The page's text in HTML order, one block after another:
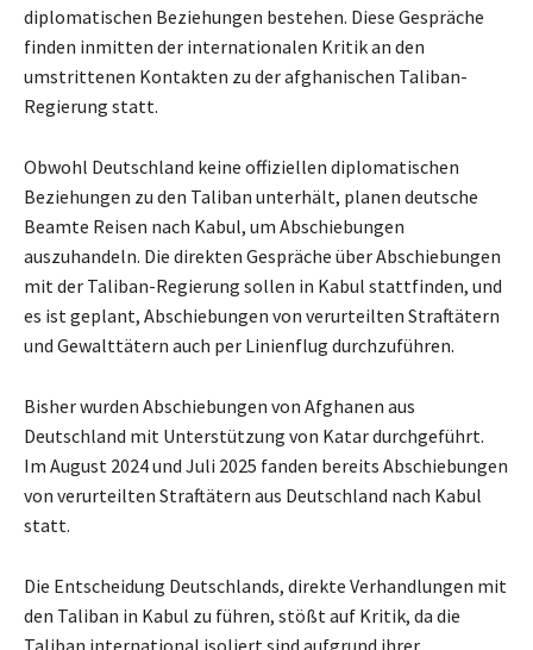
diplomatischen Beziehungen bestehen. Diese Gespräche
finden inmitten der internationalen Kritik an den
umstrittenen Kontakten zu der afghanischen Taliban-
Regierung statt.
Obwohl Deutschland keine offiziellen diplomatischen
Beziehungen zu den Taliban unterhält, planen deutsche
Beamte Reisen nach Kabul, um Abschiebungen
auszuhandeln. Die direkten Gespräche über Abschiebungen
mit der Taliban-Regierung sollen in Kabul stattfinden, und
es ist geplant, Abschiebungen von verurteilten Straftätern
und Gewalttätern auch per Linienflug durchzuführen.
Bisher wurden Abschiebungen von Afghanen aus
Deutschland mit Unterstützung von Katar durchgeführt.
Im August 2024 und Juli 2025 fanden bereits Abschiebungen
von verurteilten Straftätern aus Deutschland nach Kabul
statt.
Die Entscheidung Deutschlands, direkte Verhandlungen mit
den Taliban in Kabul zu führen, stößt auf Kritik, da die
Taliban international isoliert sind aufgrund ihrer